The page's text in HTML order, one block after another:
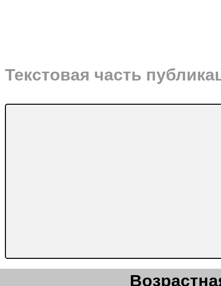
Текстовая часть